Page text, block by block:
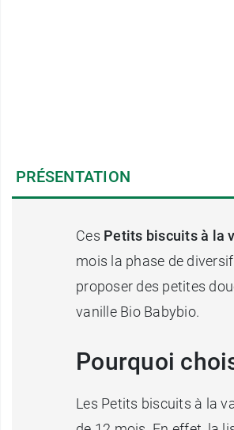
PRÉSENTATION
Ces Petits biscuits à la
mois la phase de
proposer des petites
vanille Bio Babybio.
Pourquoi
Les Petits biscuits à la